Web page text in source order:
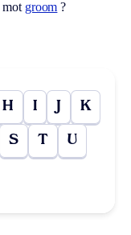
mot groom ?
H I J K
S T U